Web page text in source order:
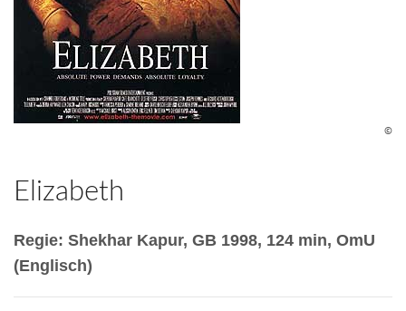
©
Elizabeth
Regie: Shekhar Kapur, GB 1998, 124 min, OmU
(Englisch)